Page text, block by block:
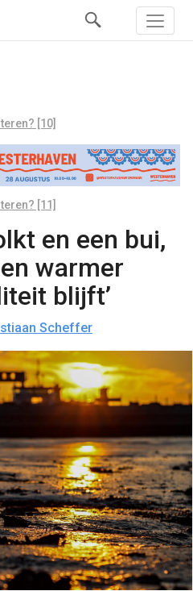
[10]
[11]
en een bui,
warmer
blijft’
Scheffer